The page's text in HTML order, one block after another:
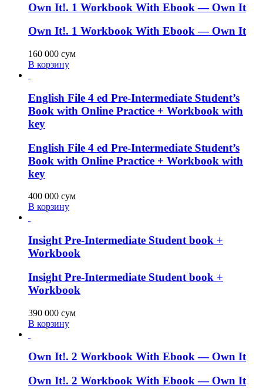
Own It!. 1 Workbook With Ebook — Own It
Own It!. 1 Workbook With Ebook — Own It
160 000 сум
В корзину
English File 4 ed Pre-Intermediate Student’s
Book with Online Practice + Workbook with
key
English File 4 ed Pre-Intermediate Student’s
Book with Online Practice + Workbook with
key
400 000 сум
В корзину
Insight Pre-Intermediate Student book +
Workbook
Insight Pre-Intermediate Student book +
Workbook
390 000 сум
В корзину
Own It!. 2 Workbook With Ebook — Own It
Own It!. 2 Workbook With Ebook — Own It